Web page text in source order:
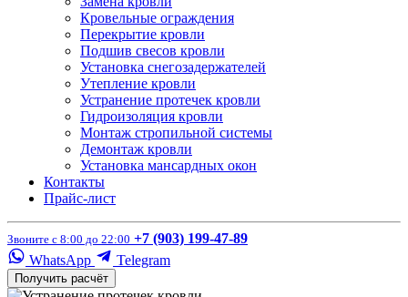
Кровельные ограждения
Перекрытие кровли
Подшив свесов кровли
Установка снегозадержателей
Утепление кровли
Устранение протечек кровли
Гидроизоляция кровли
Монтаж стропильной системы
Демонтаж кровли
Установка мансардных окон
Контакты
Прайс-лист
Звоните с 8:00 до 22:00 +7 (903) 199-47-89
WhatsApp
Telegram
Получить расчёт